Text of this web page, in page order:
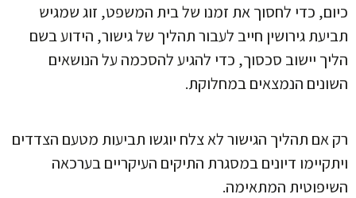
כיום, כדי לחסוך את זמנו של בית המשפט, זוג שמגיש
תביעת גירושין חייב לעבור תהליך של גישור, הידוע בשם
הליך יישוב סכסוך, כדי להגיע להסכמה על הנושאים
השונים הנמצאים במחלוקת.
רק אם תהליך הגישור לא צלח יוגשו תביעות מטעם הצדדים
ויתקיימו דיונים במסגרת התיקים העיקריים בערכאה
השיפוטית המתאימה.